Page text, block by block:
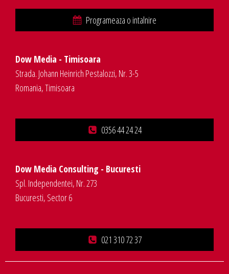
Programeaza o intalnire
Dow Media - Timisoara
Strada. Johann Heinrich Pestalozzi, Nr. 3-5
Romania, Timisoara
0356 44 24 24
Dow Media Consulting - Bucuresti
Spl. Independentei, Nr. 273
Bucuresti, Sector 6
021 310 72 37